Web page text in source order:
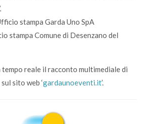
stampa Garda Uno SpA
stampa Comune di Desenzano del
tempo reale il racconto multimediale di
sito web ‘gardaunoeventi.it’.